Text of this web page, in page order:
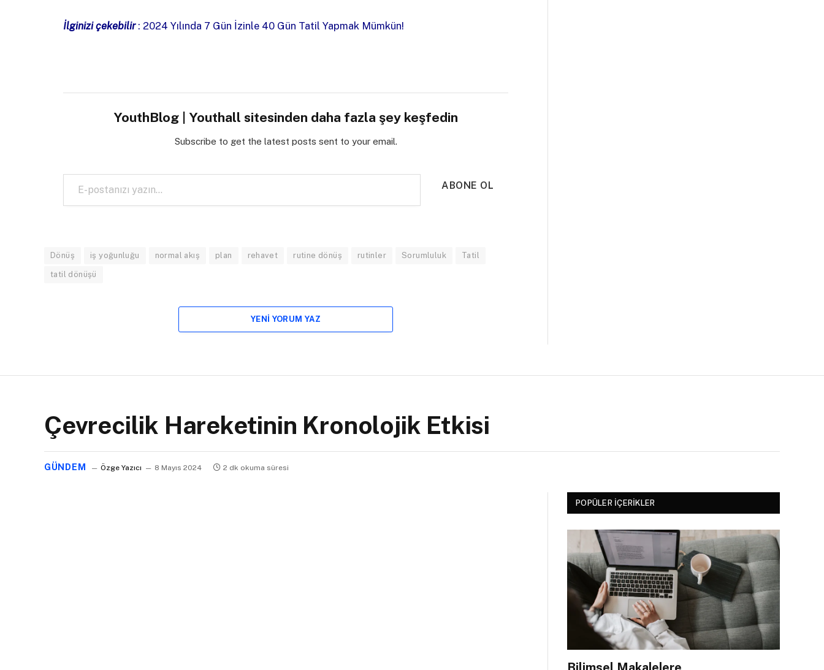
İlginizi çekebilir : 2024 Yılında 7 Gün İzinle 40 Gün Tatil Yapmak Mümkün!
YouthBlog | Youthall sitesinden daha fazla şey keşfedin
Subscribe to get the latest posts sent to your email.
E-postanızı yazın…
ABONE OL
Dönüş iş yoğunluğu normal akış plan rehavet rutine dönüş rutinler Sorumluluk Tatil
tatil dönüşü
YENI YORUM YAZ
Çevrecilik Hareketinin Kronolojik Etkisi
GÜNDEM Özge Yazıcı 8 Mayıs 2024 2 dk okuma süresi
POPÜLER İÇERIKLER